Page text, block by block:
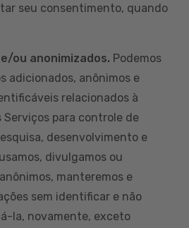
seu consentimento, quando
ou anonimizados. Podemos
adicionados, anônimos e
relacionados à
Serviços para controle de
desenvolvimento e
divulgamos ou
manteremos e
sem identificar e não
la, novamente, exceto